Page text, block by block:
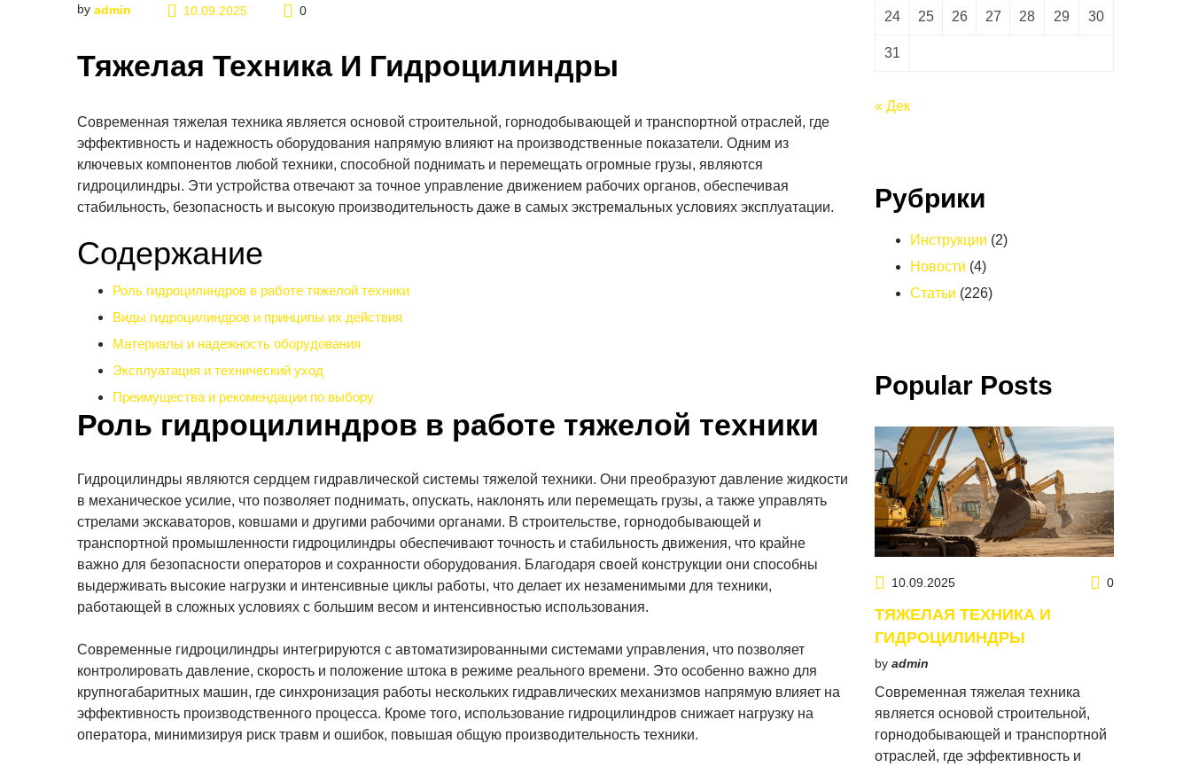
by admin 10.09.2025 0
Тяжелая Техника И Гидроцилиндры
Современная тяжелая техника является основой строительной, горнодобывающей и транспортной отраслей, где
эффективность и надежность оборудования напрямую влияют на производственные показатели. Одним из
ключевых компонентов любой техники, способной поднимать и перемещать огромные грузы, являются
гидроцилиндры. Эти устройства отвечают за точное управление движением рабочих органов, обеспечивая
стабильность, безопасность и высокую производительность даже в самых экстремальных условиях эксплуатации.
Содержание
Роль гидроцилиндров в работе тяжелой техники
Виды гидроцилиндров и принципы их действия
Материалы и надежность оборудования
Эксплуатация и технический уход
Преимущества и рекомендации по выбору
Роль гидроцилиндров в работе тяжелой техники
Гидроцилиндры являются сердцем гидравлической системы тяжелой техники. Они преобразуют давление жидкости
в механическое усилие, что позволяет поднимать, опускать, наклонять или перемещать грузы, а также управлять
стрелами экскаваторов, ковшами и другими рабочими органами. В строительстве, горнодобывающей и
транспортной промышленности гидроцилиндры обеспечивают точность и стабильность движения, что крайне
важно для безопасности операторов и сохранности оборудования. Благодаря своей конструкции они способны
выдерживать высокие нагрузки и интенсивные циклы работы, что делает их незаменимыми для техники,
работающей в сложных условиях с большим весом и интенсивностью использования.
Современные гидроцилиндры интегрируются с автоматизированными системами управления, что позволяет
контролировать давление, скорость и положение штока в режиме реального времени. Это особенно важно для
крупногабаритных машин, где синхронизация работы нескольких гидравлических механизмов напрямую влияет на
эффективность производственного процесса. Кроме того, использование гидроцилиндров снижает нагрузку на
оператора, минимизируя риск травм и ошибок, повышая общую производительность техники.
24 25 26 27 28 29 30
31
« Дек
Рубрики
Инструкции (2)
Новости (4)
Статьи (226)
Popular Posts
10.09.2025 0
ТЯЖЕЛАЯ ТЕХНИКА И
ГИДРОЦИЛИНДРЫ
by admin
Современная тяжелая техника
является основой строительной,
горнодобывающей и транспортной
отраслей, где эффективность и